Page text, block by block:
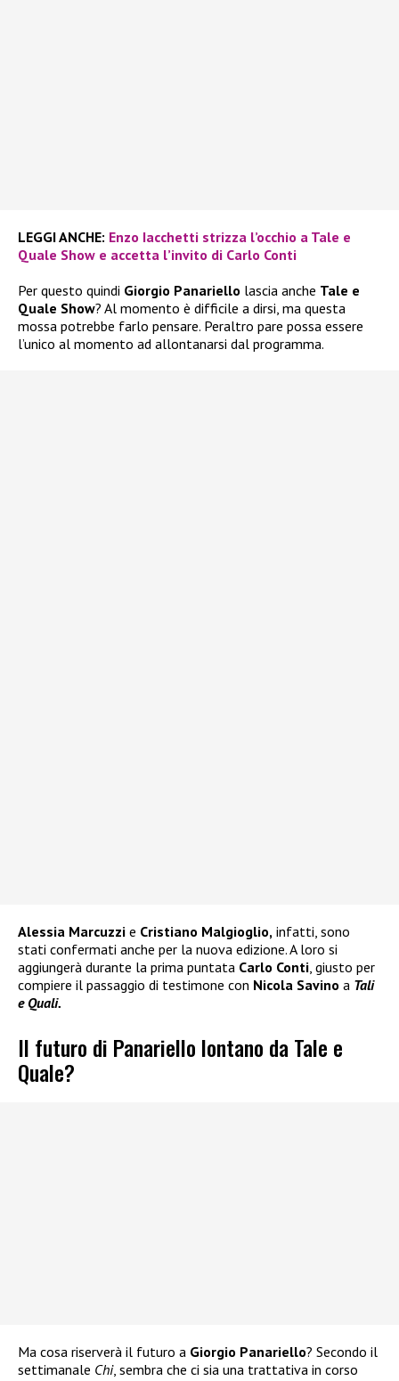
LEGGI ANCHE: Enzo Iacchetti strizza l’occhio a Tale e
Quale Show e accetta l’invito di Carlo Conti
Per questo quindi Giorgio Panariello lascia anche Tale e
Quale Show? Al momento è difficile a dirsi, ma questa
mossa potrebbe farlo pensare. Peraltro pare possa essere
l’unico al momento ad allontanarsi dal programma.
Alessia Marcuzzi e Cristiano Malgioglio, infatti, sono
stati confermati anche per la nuova edizione. A loro si
aggiungerà durante la prima puntata Carlo Conti, giusto per
compiere il passaggio di testimone con Nicola Savino a Tali
e Quali.
Il futuro di Panariello lontano da Tale e
Quale?
Ma cosa riserverà il futuro a Giorgio Panariello? Secondo il
settimanale Chi, sembra che ci sia una trattativa in corso